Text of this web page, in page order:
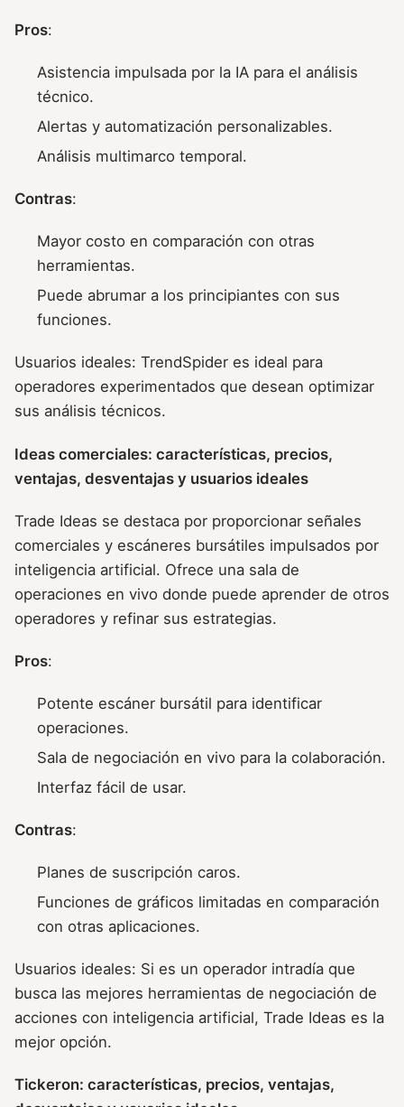
Pros:
Asistencia impulsada por la IA para el análisis
técnico.
Alertas y automatización personalizables.
Análisis multimarco temporal.
Contras:
Mayor costo en comparación con otras
herramientas.
Puede abrumar a los principiantes con sus
funciones.
Usuarios ideales: TrendSpider es ideal para
operadores experimentados que desean optimizar
sus análisis técnicos.
Ideas comerciales: características, precios,
ventajas, desventajas y usuarios ideales
Trade Ideas se destaca por proporcionar señales
comerciales y escáneres bursátiles impulsados por
inteligencia artificial. Ofrece una sala de
operaciones en vivo donde puede aprender de otros
operadores y refinar sus estrategias.
Pros:
Potente escáner bursátil para identificar
operaciones.
Sala de negociación en vivo para la colaboración.
Interfaz fácil de usar.
Contras:
Planes de suscripción caros.
Funciones de gráficos limitadas en comparación
con otras aplicaciones.
Usuarios ideales: Si es un operador intradía que
busca las mejores herramientas de negociación de
acciones con inteligencia artificial, Trade Ideas es la
mejor opción.
Tickeron: características, precios, ventajas,